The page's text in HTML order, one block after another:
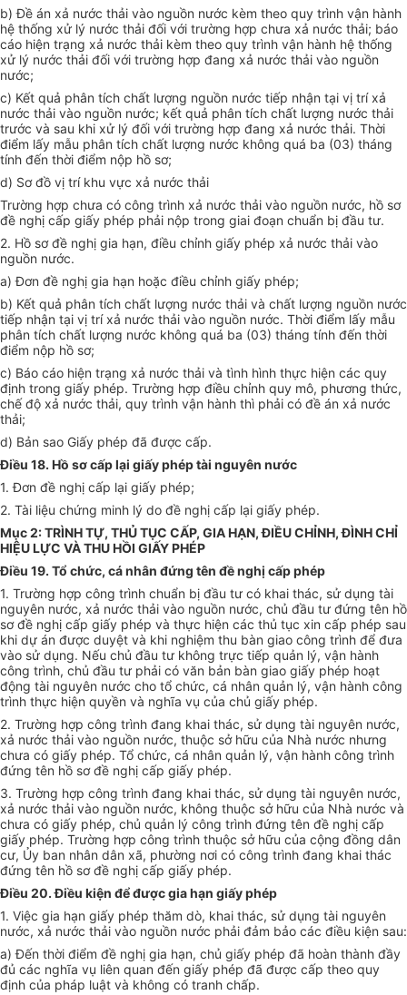
b) Đề án xả nước thải vào nguồn nước kèm theo quy trình vận hành
hệ thống xử lý nước thải đối với trường hợp chưa xả nước thải; báo
cáo hiện trạng xả nước thải kèm theo quy trình vận hành hệ thống
xử lý nước thải đối với trường hợp đang xả nước thải vào nguồn
nước;
c) Kết quả phân tích chất lượng nguồn nước tiếp nhận tại vị trí xả
nước thải vào nguồn nước; kết quả phân tích chất lượng nước thải
trước và sau khi xử lý đối với trường hợp đang xả nước thải. Thời
điểm lấy mẫu phân tích chất lượng nước không quá ba (03) tháng
tính đến thời điểm nộp hồ sơ;
d) Sơ đồ vị trí khu vực xả nước thải
Trường hợp chưa có công trình xả nước thải vào nguồn nước, hồ sơ
đề nghị cấp giấy phép phải nộp trong giai đoạn chuẩn bị đầu tư.
2. Hồ sơ đề nghị gia hạn, điều chỉnh giấy phép xả nước thải vào
nguồn nước.
a) Đơn đề nghị gia hạn hoặc điều chỉnh giấy phép;
b) Kết quả phân tích chất lượng nước thải và chất lượng nguồn nước
tiếp nhận tại vị trí xả nước thải vào nguồn nước. Thời điểm lấy mẫu
phân tích chất lượng nước không quá ba (03) tháng tính đến thời
điểm nộp hồ sơ;
c) Báo cáo hiện trạng xả nước thải và tình hình thực hiện các quy
định trong giấy phép. Trường hợp điều chỉnh quy mô, phương thức,
chế độ xả nước thải, quy trình vận hành thì phải có đề án xả nước
thải;
d) Bản sao Giấy phép đã được cấp.
Điều 18. Hồ sơ cấp lại giấy phép tài nguyên nước
1. Đơn đề nghị cấp lại giấy phép;
2. Tài liệu chứng minh lý do đề nghị cấp lại giấy phép.
Mục 2: TRÌNH TỰ, THỦ TỤC CẤP, GIA HẠN, ĐIỀU CHỈNH, ĐÌNH CHỈ
HIỆU LỰC VÀ THU HỒI GIẤY PHÉP
Điều 19. Tổ chức, cá nhân đứng tên đề nghị cấp phép
1. Trường hợp công trình chuẩn bị đầu tư có khai thác, sử dụng tài
nguyên nước, xả nước thải vào nguồn nước, chủ đầu tư đứng tên hồ
sơ đề nghị cấp giấy phép và thực hiện các thủ tục xin cấp phép sau
khi dự án được duyệt và khi nghiệm thu bàn giao công trình để đưa
vào sử dụng. Nếu chủ đầu tư không trực tiếp quản lý, vận hành
công trình, chủ đầu tư phải có văn bản bàn giao giấy phép hoạt
động tài nguyên nước cho tổ chức, cá nhân quản lý, vận hành công
trình thực hiện quyền và nghĩa vụ của chủ giấy phép.
2. Trường hợp công trình đang khai thác, sử dụng tài nguyên nước,
xả nước thải vào nguồn nước, thuộc sở hữu của Nhà nước nhưng
chưa có giấy phép. Tổ chức, cá nhân quản lý, vận hành công trình
đứng tên hồ sơ đề nghị cấp giấy phép.
3. Trường hợp công trình đang khai thác, sử dụng tài nguyên nước,
xả nước thải vào nguồn nước, không thuộc sở hữu của Nhà nước và
chưa có giấy phép, chủ quản lý công trình đứng tên đề nghị cấp
giấy phép. Trường hợp công trình thuộc sở hữu của cộng đồng dân
cư, Ủy ban nhân dân xã, phường nơi có công trình đang khai thác
đứng tên hồ sơ đề nghị cấp giấy phép.
Điều 20. Điều kiện để được gia hạn giấy phép
1. Việc gia hạn giấy phép thăm dò, khai thác, sử dụng tài nguyên
nước, xả nước thải vào nguồn nước phải đảm bảo các điều kiện sau:
a) Đến thời điểm đề nghị gia hạn, chủ giấy phép đã hoàn thành đầy
đủ các nghĩa vụ liên quan đến giấy phép đã được cấp theo quy
định của pháp luật và không có tranh chấp.